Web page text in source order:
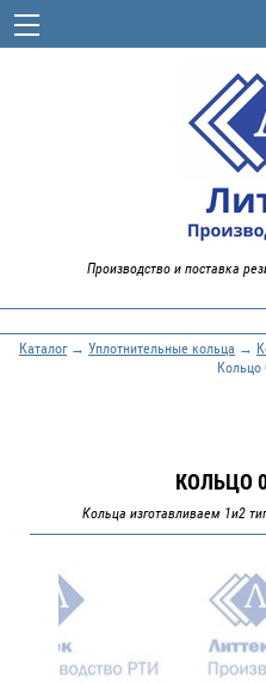
Производство и поставка
Каталог→ Уплотнительные кольца →
Кольцо
КОЛЬЦО
Кольца изготавливаем 1и2